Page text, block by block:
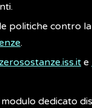
politiche contro
.
zerosostanze.iss.it e
dedicato